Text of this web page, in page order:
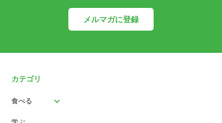
メルマガに登録
カテゴリ
食べる